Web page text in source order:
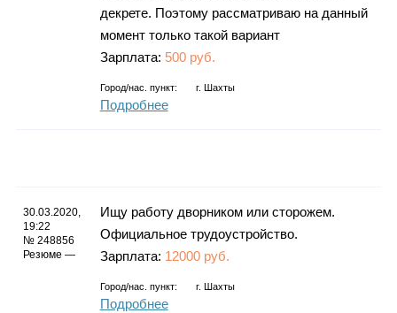
декрете. Поэтому рассматриваю на данный
момент только такой вариант
Зарплата: 500 руб.
Город/нас. пункт: г. Шахты
Подробнее
30.03.2020,
19:22
№ 248856
Резюме —
Ищу работу дворником или сторожем.
Официальное трудоустройство.
Зарплата: 12000 руб.
Город/нас. пункт: г. Шахты
Подробнее